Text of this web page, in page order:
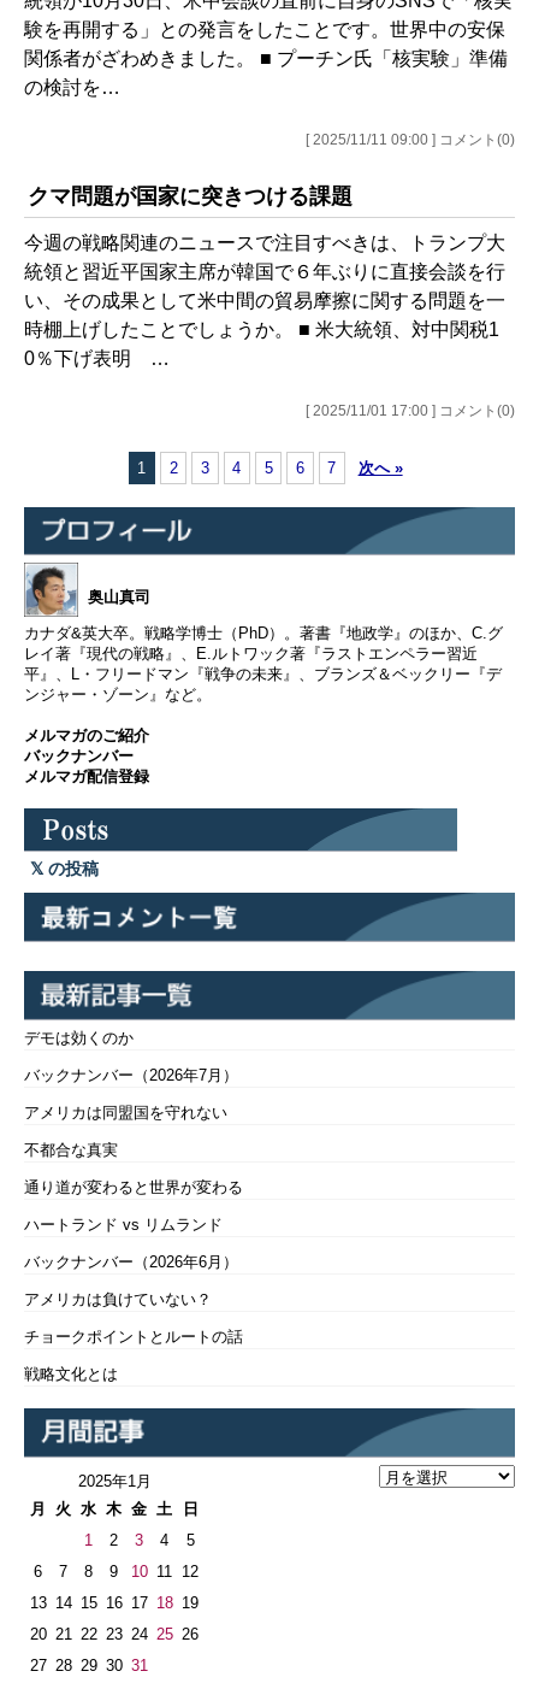
験を再開する」との発言をしたことです。世界中の安保
関係者がざわめきました。 ■ プーチン氏「核実験」準備
の検討を…
[ 2025/11/11 09:00 ] コメント(0)
クマ問題が国家に突きつける課題
今週の戦略関連のニュースで注目すべきは、トランプ大
統領と習近平国家主席が韓国で６年ぶりに直接会談を行
い、その成果として米中間の貿易摩擦に関する問題を一
時棚上げしたことでしょうか。 ■ 米大統領、対中関税1
0％下げ表明 …
[ 2025/11/01 17:00 ] コメント(0)
1 2 3 4 5 6 7 次へ »
奥山真司
カナダ&英大卒。戦略学博士（PhD）。著書『地政学』のほか、C.グ
レイ著『現代の戦略』、E.ルトワック著『ラストエンペラー習近
平』、L・フリードマン『戦争の未来』、ブランズ＆ベックリー『デ
ンジャー・ゾーン』など。
メルマガのご紹介
バックナンバー
メルマガ配信登録
の投稿
デモは効くのか
バックナンバー（2026年7月）
アメリカは同盟国を守れない
不都合な真実
通り道が変わると世界が変わる
ハートランド vs リムランド
バックナンバー（2026年6月）
アメリカは負けていない？
チョークポイントとルートの話
戦略文化とは
2025年1月
月
火 水 木 金 土 日
1 2 3 4
5
6
7 8 9 10 11
12
13 14 15 16 17 18 19
20 21 22 23 24 25 26
27 28 29 30 31